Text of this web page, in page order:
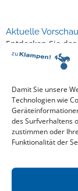
Damit Sie unsere
Technologien wie
des Surfverhaltens
zustimmen oder
Funktionalität der
Aktuelle Vorschau
Entdecken Sie
Hier finden Sie
reinlesen oder
Mehr aktuelle
Newsletter
News zu
Verlag –